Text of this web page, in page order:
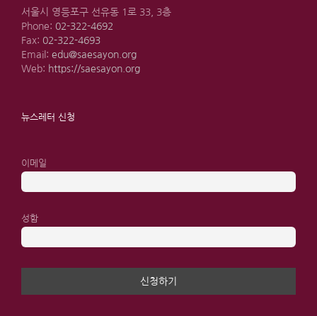
서울시 영등포구 선유동 1로 33, 3층
Phone: 02-322-4692
Fax: 02-322-4693
Email: edu@saesayon.org
Web: https://saesayon.org
뉴스레터 신청
이메일
성함